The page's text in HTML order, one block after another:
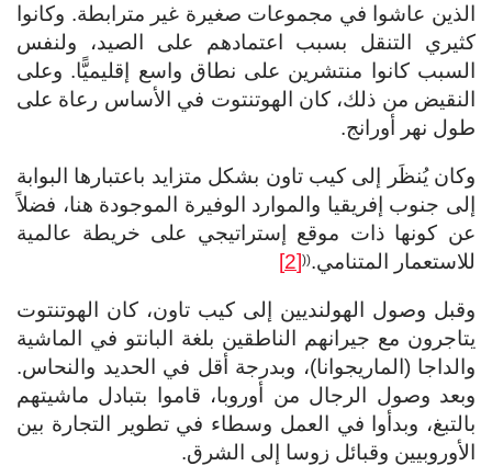
الذين عاشوا في مجموعات صغيرة غير مترابطة. وكانوا
كثيري التنقل بسبب اعتمادهم على الصيد، ولنفس
السبب كانوا منتشرين على نطاق واسع إقليميًّا. وعلى
النقيض من ذلك، كان الهوتنتوت في الأساس رعاة على
طول نهر أورانج.
وكان يُنظَر إلى كيب تاون بشكل متزايد باعتبارها البوابة
إلى جنوب إفريقيا والموارد الوفيرة الموجودة هنا، فضلاً
عن كونها ذات موقع إستراتيجي على خريطة عالمية
للاستعمار المتنامي.(
(
[2]
وقبل وصول الهولنديين إلى كيب تاون، كان الهوتنتوت
يتاجرون مع جيرانهم الناطقين بلغة البانتو في الماشية
والداجا (الماريجوانا)، وبدرجة أقل في الحديد والنحاس.
وبعد وصول الرجال من أوروبا، قاموا بتبادل ماشيتهم
بالتبغ، وبدأوا في العمل وسطاء في تطوير التجارة بين
الأوروبيين وقبائل زوسا إلى الشرق.